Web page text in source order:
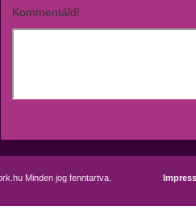
Kommentáld!
Minden jog fenntartva.